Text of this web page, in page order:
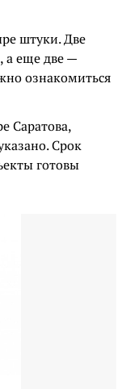
штуки. Две
а еще две —
ознакомиться
Саратова,
Срок
готовы